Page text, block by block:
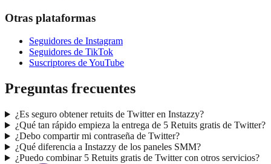
Otras plataformas
Seguidores de Instagram
Seguidores de TikTok
Suscriptores de YouTube
Preguntas frecuentes
¿Es seguro obtener retuits de Twitter en Instazzy?
¿Qué tan rápido empieza la entrega de 5 Retuits gratis de Twitter?
¿Debo compartir mi contraseña de Twitter?
¿Qué diferencia a Instazzy de los paneles SMM?
¿Puedo combinar 5 Retuits gratis de Twitter con otros servicios?